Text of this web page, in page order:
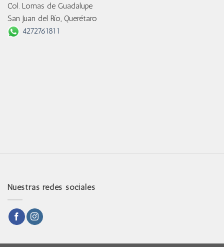
Col. Lomas de Guadalupe
San Juan del Río, Querétaro
4272761811
Nuestras redes sociales